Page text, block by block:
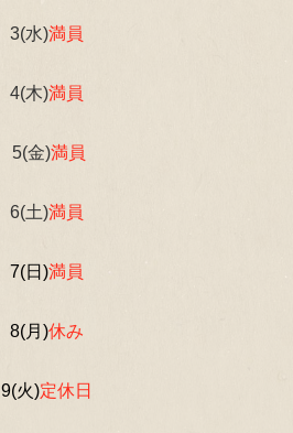
3(水)満員
4(木)満員
5(金)満員
6(土)満員
7(日)満員
8(月)休み
9(火)定休日